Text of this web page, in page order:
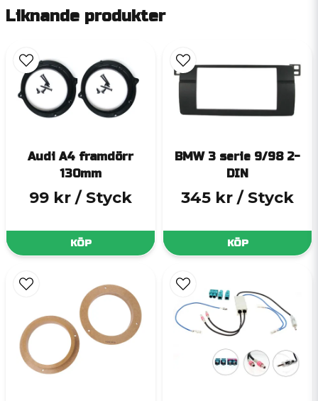
Liknande produkter
Audi A4 framdörr
130mm
99 kr / Styck
KÖP
BMW 3 serie 9/98 2-
DIN
345 kr / Styck
KÖP